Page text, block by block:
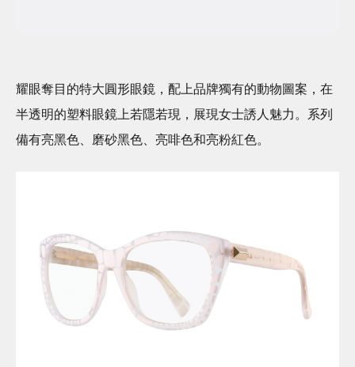
耀眼奪目的特大圓形眼鏡，配上品牌獨有的動物圖案，在
半透明的塑料眼鏡上若隱若現，展現女士誘人魅力。系列
備有亮黑色、磨砂黑色、亮啡色和亮粉紅色。